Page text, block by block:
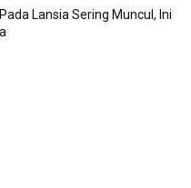
Lansia Sering Muncul, Ini